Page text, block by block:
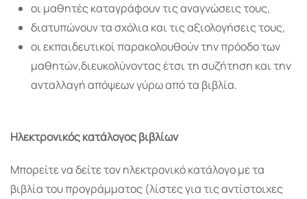
οι μαθητές καταγράφουν τις αναγνώσεις τους,
διατυπώνουν τα σχόλια και τις αξιολογήσεις τους,
οι εκπαιδευτικοί παρακολουθούν την πρόοδο των
μαθητών,διευκολύνοντας έτσι τη συζήτηση και την
ανταλλαγή απόψεων γύρω από τα βιβλία.
Ηλεκτρονικός κατάλογος βιβλίων
Μπορείτε να δείτε τον ηλεκτρονικό κατάλογο με τα
βιβλία του προγράμματος (λίστες για τις αντίστοιχες